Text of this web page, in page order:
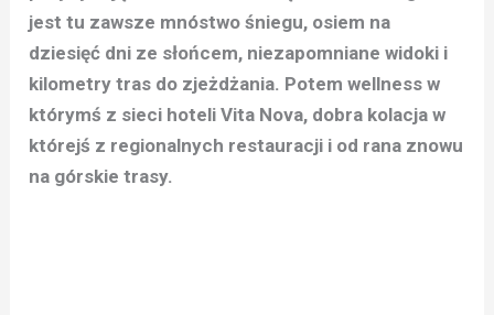
jest tu zawsze mnóstwo śniegu, osiem na
dziesięć dni ze słońcem, niezapomniane widoki i
kilometry tras do zjeżdżania. Potem wellness w
którymś z sieci hoteli Vita Nova, dobra kolacja w
którejś z regionalnych restauracji i od rana znowu
na górskie trasy.